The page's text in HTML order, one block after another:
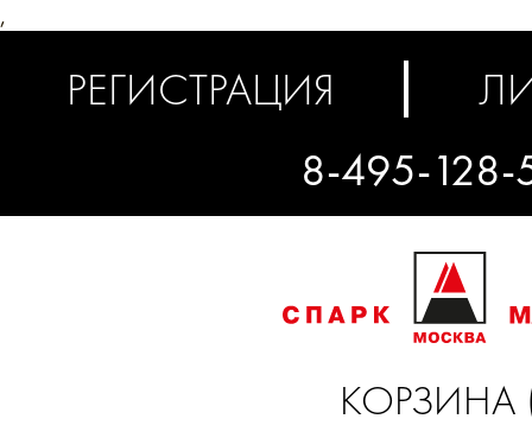
,
РЕГИСТРАЦИЯ
8-495-128-
КОРЗИНА